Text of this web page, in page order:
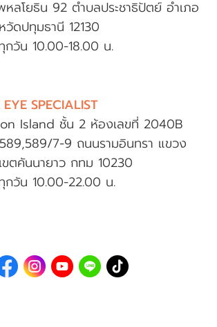
ลโยธิน 92 ตำบลประชาธิปัตย์ อำเภอ
ดปทุมธานี 12130
กวัน 10.00-18.00 น.
EYE SPECIALIST
Island ชั้น 2 ห้องเลขที่ 2040B
7-9 ถนนรามอินทรา แขวง
ขตคันนายาว กทม 10230
กวัน 10.00-22.00 น.